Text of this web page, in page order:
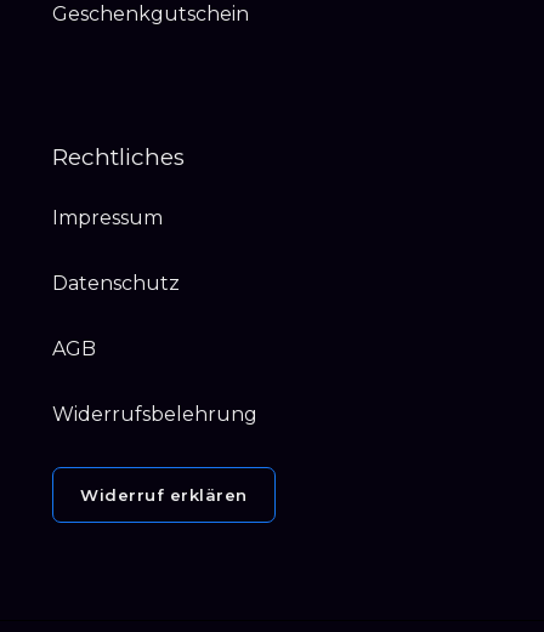
Geschenkgutschein
Rechtliches
Impressum
Datenschutz
AGB
Widerrufsbelehrung
Widerruf erklären